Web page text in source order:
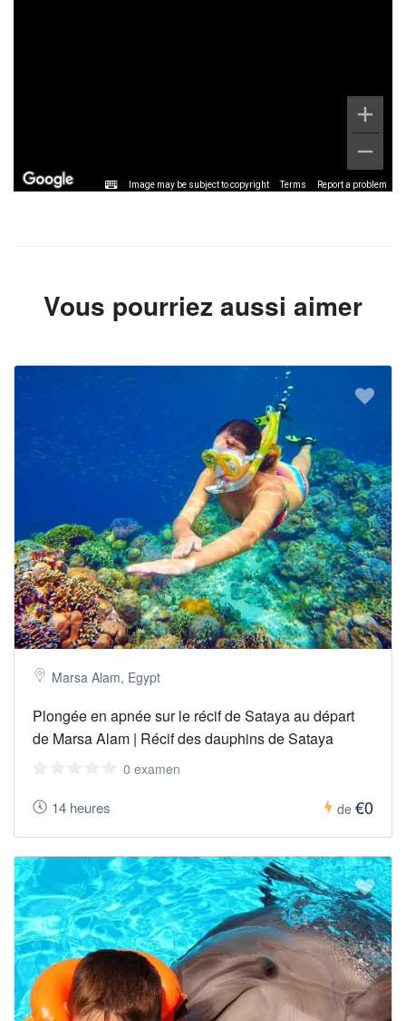
Image may be subject to copyright Terms Report a problem
Vous pourriez aussi aimer
Marsa Alam, Egypt
Plongée en apnée sur le récif de Sataya au départ
de Marsa Alam | Récif des dauphins de Sataya
0 examen
14 heures de €0